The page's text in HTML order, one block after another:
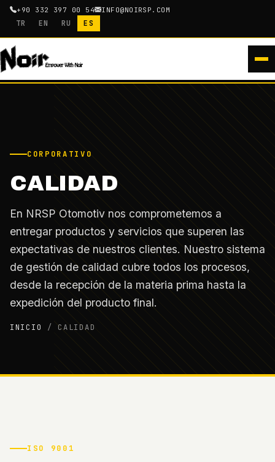
+90 332 397 00 54 INFO@NOIRSP.COM
TR EN RU ES
CORPORATIVO
CALIDAD
En NRSP Otomotiv nos comprometemos a
entregar productos y servicios que superen las
expectativas de nuestros clientes. Nuestro sistema
de gestión de calidad cubre todos los procesos,
desde la recepción de la materia prima hasta la
expedición del producto final.
INICIO / CALIDAD
ISO 9001